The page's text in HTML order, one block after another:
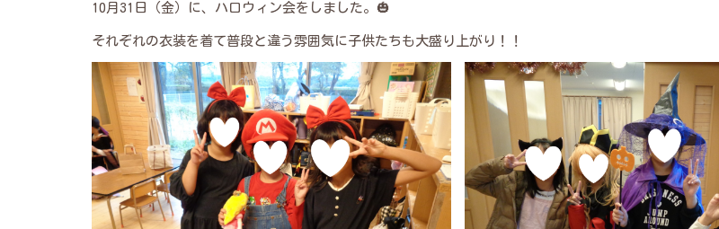
10月31日（金）に、ハロウィン会をしました。🎃
それぞれの衣装を着て普段と違う雰囲気に子供たちも大盛り上がり！！